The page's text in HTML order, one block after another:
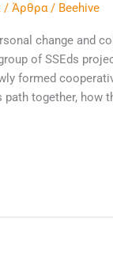
/Άρθρα/ Beehive
change and
of SSEds
formed
together, how